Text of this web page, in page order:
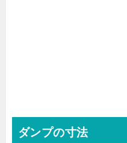
ダンプの寸法